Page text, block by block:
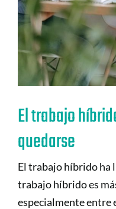
El trabajo
quedarse
El trabajo híbrido ha
trabajo híbrido es
especialmente entre